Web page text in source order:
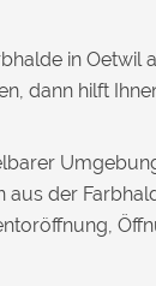
in
dann hilft
der